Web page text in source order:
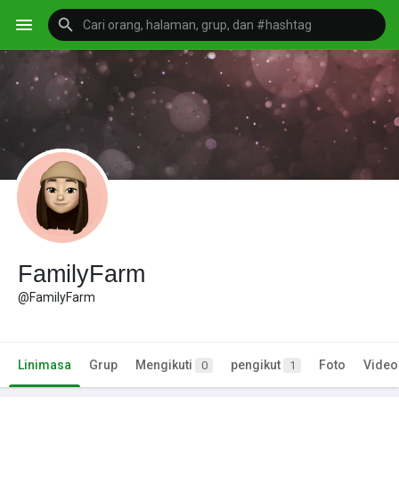
FamilyFarm
@FamilyFarm
Linimasa Grup Mengikuti 0 pengikut 1 Foto Video